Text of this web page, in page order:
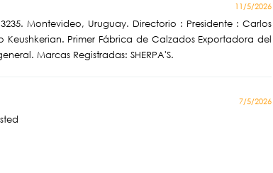
11/5/2026
Montevideo, Uruguay. Directorio : Presidente : Carlos
Keushkerian. Primer Fábrica de Calzados Exportadora del
Marcas Registradas: SHERPA'S.
7/5/2026